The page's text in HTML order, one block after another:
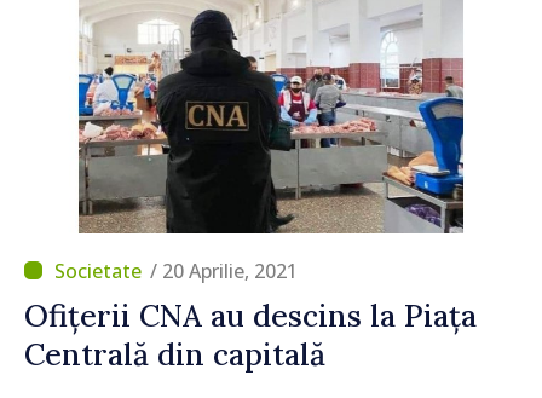
/ 20 Aprilie, 2021
Ofițerii CNA au descins la Piața
Centrală din capitală